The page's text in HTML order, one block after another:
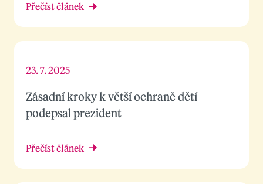
Přečíst článek
Zásadní kroky k větší ochraně dětí
podepsal prezident
23. 7. 2025
Přečíst článek